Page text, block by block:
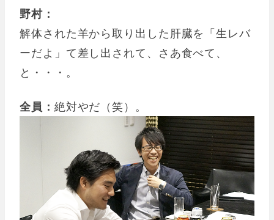
野村：
解体された羊から取り出した肝臓を「生レバ
ーだよ」て差し出されて、さあ食べて、
と・・・。
全員： 絶対やだ（笑）。